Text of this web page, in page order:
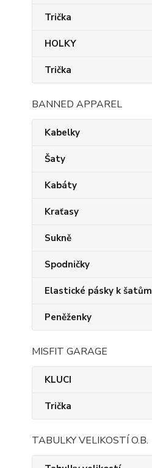
Trička
HOLKY
Trička
BANNED APPAREL
Kabelky
Šaty
Kabáty
Kraťasy
Sukně
Spodničky
Elastické pásky k šatům
Peněženky
MISFIT GARAGE
KLUCI
Trička
TABULKY VELIKOSTÍ O.B.